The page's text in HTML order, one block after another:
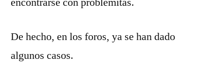
De hecho, en los foros, ya se han dado
algunos casos.